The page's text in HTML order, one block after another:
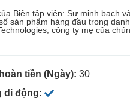
Biên tập viên: Sự minh bạch
sản phẩm hàng đầu trong
công ty mẹ của
tiền (Ngày): 30
di động: